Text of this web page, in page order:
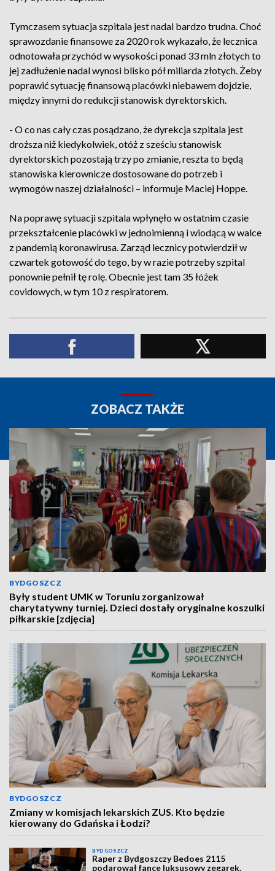
Tymczasem sytuacja szpitala jest nadal bardzo trudna. Choć
sprawozdanie finansowe za 2020 rok wykazało, że lecznica
odnotowała przychód w wysokości ponad 33 mln złotych to
jej zadłużenie nadal wynosi blisko pół miliarda złotych. Żeby
poprawić sytuację finansową placówki niebawem dojdzie,
między innymi do redukcji stanowisk dyrektorskich.
- O co nas cały czas posądzano, że dyrekcja szpitala jest
droższa niż kiedykolwiek, otóż z sześciu stanowisk
dyrektorskich pozostają trzy po zmianie, reszta to będą
stanowiska kierownicze dostosowane do potrzeb i
wymogów naszej działalności – informuje Maciej Hoppe.
Na poprawę sytuacji szpitala wpłynęło w ostatnim czasie
przekształcenie placówki w jednoimienną i wiodącą w walce
z pandemią koronawirusa. Zarząd lecznicy potwierdził w
czwartek gotowość do tego, by w razie potrzeby szpital
ponownie pełnił tę rolę. Obecnie jest tam 35 łóżek
covidowych, w tym 10 z respiratorem.
ZOBACZ TAKŻE
BYDGOSZCZ
Były student UMK w Toruniu zorganizował
charytatywny turniej. Dzieci dostały oryginalne koszulki
piłkarskie [zdjęcia]
BYDGOSZCZ
Zmiany w komisjach lekarskich ZUS. Kto będzie
kierowany do Gdańska i Łodzi?
BYDGOSZCZ
Raper z Bydgoszczy Bedoes 2115
podarował fance luksusowy zegarek.